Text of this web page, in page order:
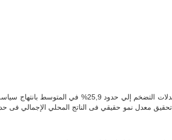
يهدف هذا المحور إلى استقرار المستوى العام للأسعار عن طريق